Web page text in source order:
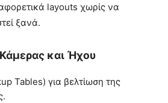
layouts χωρίς να
ξανά.
και Ήχου
Tables) για βελτίωση της